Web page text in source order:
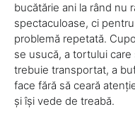
bucătărie ani la rând nu
spectaculoase, ci
problemă repetată.
se usucă, a tortului
trebuie transportat, a
face fără să ceară
și își vede de treabă.